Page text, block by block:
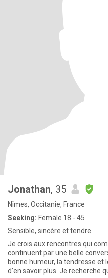
Jonathan, 35
Nîmes, Occitanie, France
Seeking: Female 18 - 45
Sensible, sincère et tendre.
Je crois aux rencontres qui
continuent par une belle
bonne humeur, la tendresse et
d’en savoir plus. Je recherche